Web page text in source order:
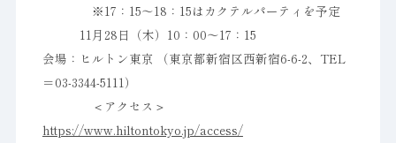
※17：15〜18：15はカクテルパーティを予定
11月28日（木）10：00〜17：15
会場：ヒルトン東京 （東京都新宿区西新宿6-6-2、TEL
＝03-3344-5111）
＜アクセス＞
https://www.hiltontokyo.jp/access/